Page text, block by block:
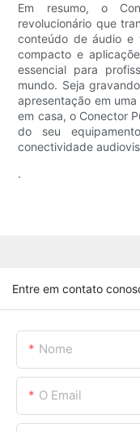
Em resumo, o
revolucionário que
conteúdo de áudio e
compacto e
essencial para
mundo. Seja
apresentação em
em casa, o Conector
do seu
conectividade
.
Entre em contato
Nome
O Email